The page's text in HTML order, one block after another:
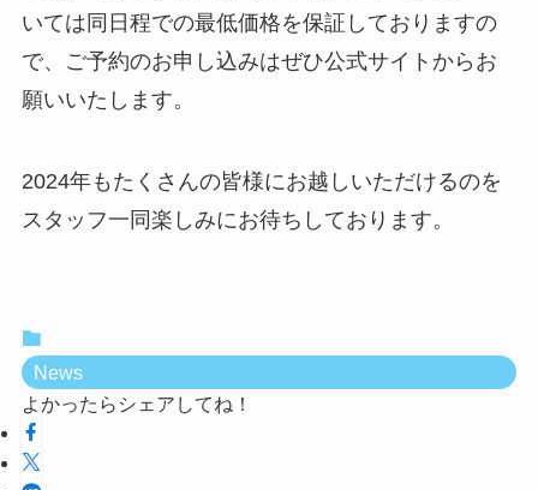
いては同日程での最低価格を保証しておりますの
で、ご予約のお申し込みはぜひ公式サイトからお
願いいたします。
2024年もたくさんの皆様にお越しいただけるのを
スタッフ一同楽しみにお待ちしております。
News
よかったらシェアしてね！